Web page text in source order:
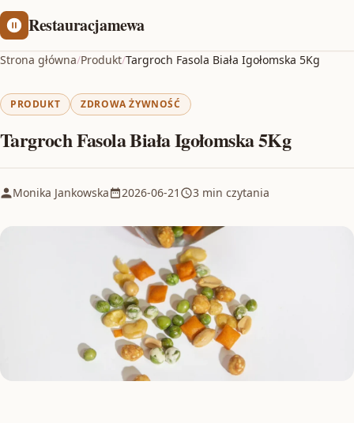
Restauracjamewa
Strona główna/Produkt/Targroch Fasola Biała Igołomska 5Kg
PRODUKT ZDROWA ŻYWNOŚĆ
Targroch Fasola Biała Igołomska 5Kg
Monika Jankowska 2026-06-21 3 min czytania